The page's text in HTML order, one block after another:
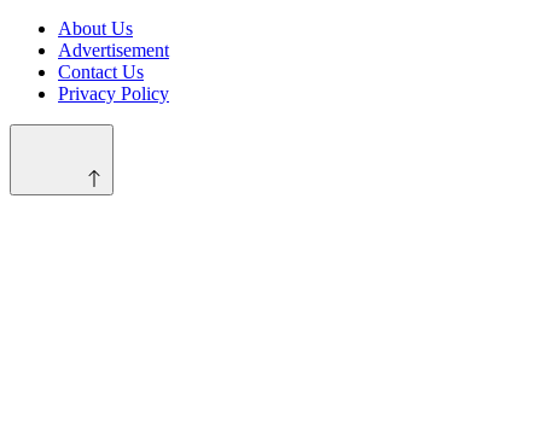
About Us
Advertisement
Contact Us
Privacy Policy